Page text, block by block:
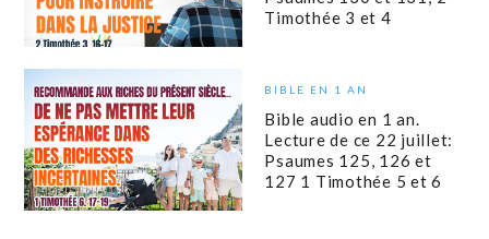
Timothée 3 et 4
BIBLE EN 1 AN
Bible audio en 1 an.
Lecture de ce 22 juillet:
Psaumes 125, 126 et
127 1 Timothée 5 et 6